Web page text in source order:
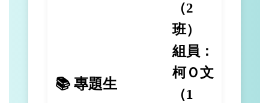
📚 專題生
（2
班）
組員：
柯Ｏ文
（1